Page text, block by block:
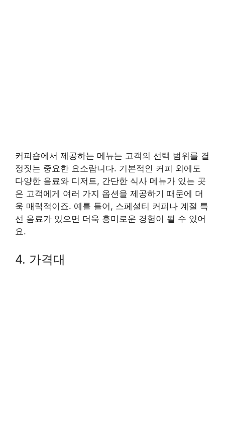
커피숍에서 제공하는 메뉴는 고객의 선택 범위를 결
정짓는 중요한 요소랍니다. 기본적인 커피 외에도
다양한 음료와 디저트, 간단한 식사 메뉴가 있는 곳
은 고객에게 여러 가지 옵션을 제공하기 때문에 더
욱 매력적이죠. 예를 들어, 스페셜티 커피나 계절 특
선 음료가 있으면 더욱 흥미로운 경험이 될 수 있어
요.
4. 가격대